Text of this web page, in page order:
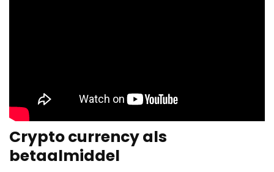
Crypto currency als
betaalmiddel